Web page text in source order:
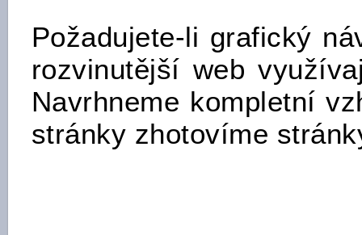
Požadujete-li grafický
rozvinutější web
Navrhneme kompletní
stránky zhotovíme